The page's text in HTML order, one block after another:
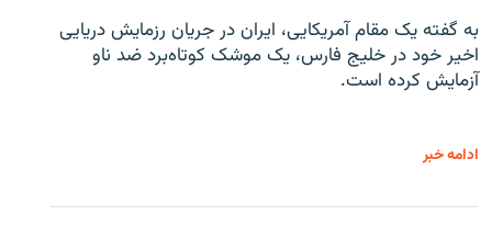
به گفته یک مقام آمریکایی، ایران در جریان رزمایش دریایی
اخیر خود در خلیج فارس، یک موشک کوتاه‌برد ضد ناو
آزمایش کرده است.
ادامه خبر